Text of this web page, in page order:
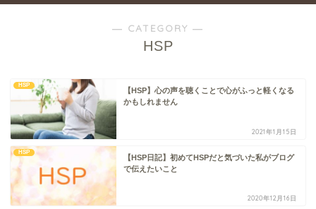
― CATEGORY ―
HSP
HSP
【HSP】心の声を聴くことで心がふっと軽くなる
かもしれません
2021年1月15日
HSP
【HSP日記】初めてHSPだと気づいた私がブログ
で伝えたいこと
2020年12月16日